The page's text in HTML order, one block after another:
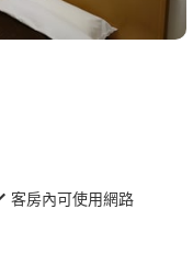
客房內可使用網路